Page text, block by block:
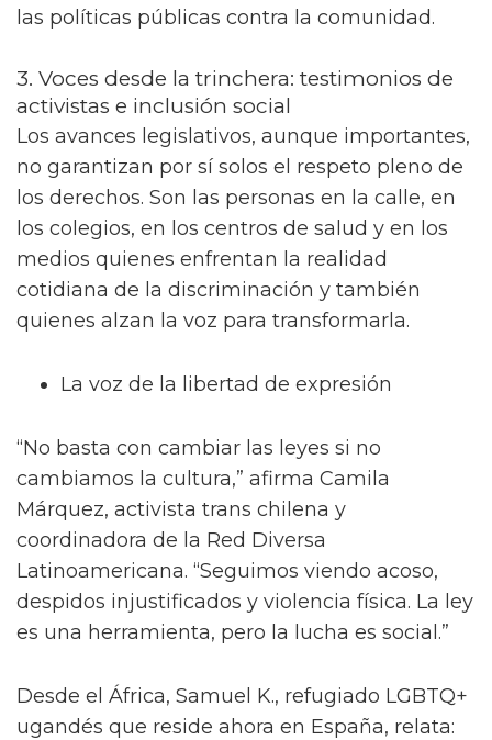
las políticas públicas contra la comunidad.
3. Voces desde la trinchera: testimonios de
activistas e inclusión social
Los avances legislativos, aunque importantes,
no garantizan por sí solos el respeto pleno de
los derechos. Son las personas en la calle, en
los colegios, en los centros de salud y en los
medios quienes enfrentan la realidad
cotidiana de la discriminación y también
quienes alzan la voz para transformarla.
La voz de la libertad de expresión
“No basta con cambiar las leyes si no
cambiamos la cultura,” afirma Camila
Márquez, activista trans chilena y
coordinadora de la Red Diversa
Latinoamericana. “Seguimos viendo acoso,
despidos injustificados y violencia física. La ley
es una herramienta, pero la lucha es social.”
Desde el África, Samuel K., refugiado LGBTQ+
ugandés que reside ahora en España, relata: